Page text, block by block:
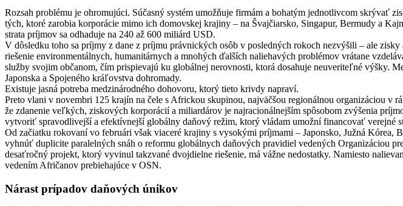
Rozsah problému je ohromujúci. Súčasný systém umožňuje firmám a bohatým jednotlivcom skrývať
tých, ktoré zarobia korporácie mimo ich domovskej krajiny – na Švajčiarsko, Singapur, Bermudy a
strata príjmov sa odhaduje na 240 až 600 miliárd USD.
V dôsledku toho sa príjmy z dane z príjmu právnických osôb v posledných rokoch nezvýšili – ale
riešenie environmentálnych, humanitárnych a mnohých ďalších naliehavých problémov vrátane
služby svojim občanom, čím prispievajú ku globálnej nerovnosti, ktorá dosahuje neuveriteľné výšky.
Japonska a Spojeného kráľovstva dohromady.
Existuje jasná potreba medzinárodného dohovoru, ktorý tieto krivdy napraví.
Preto vlani v novembri 125 krajín na čele s Africkou skupinou, najväčšou regionálnou organizáciou v
že zdanenie veľkých, ziskových korporácií a miliardárov je najracionálnejším spôsobom zvýšenia
vytvoriť spravodlivejší a efektívnejší globálny daňový režim, ktorý vládam umožní financovať verejné
Od začiatku rokovaní vo februári však viaceré krajiny s vysokými príjmami – Japonsko, Južná
vyhnúť duplicite paralelných snáh o reformu globálnych daňových pravidiel vedených Organizáciou
desaťročný projekt, ktorý vyvinul takzvané dvojdielne riešenie, má vážne nedostatky. Namiesto
vedením Afričanov prebiehajúce v OSN.
Nárast prípadov daňových únikov